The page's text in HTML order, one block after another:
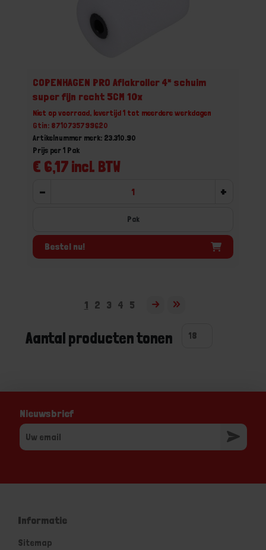
COPENHAGEN PRO Aflakroller 4* schuim
super fijn recht 5CM 10x
Niet op voorraad, levertijd 1 tot meerdere werkdagen
Gtin: 8710735799620
Artikelnummer merk: 23.310.90
€ 6,17 incl. BTW
Prijs per 1 Pak
- +
Pak
Bestel nu!
1 2 3 4 5
Aantal producten tonen
Nieuwsbrief
Informatie
Sitemap